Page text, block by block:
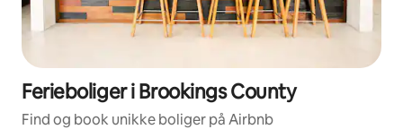
Ferieboliger i Brookings County
Find og book unikke boliger på Airbnb